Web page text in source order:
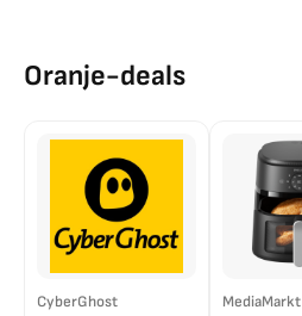
Oranje-deals
CyberGhost MediaMarkt